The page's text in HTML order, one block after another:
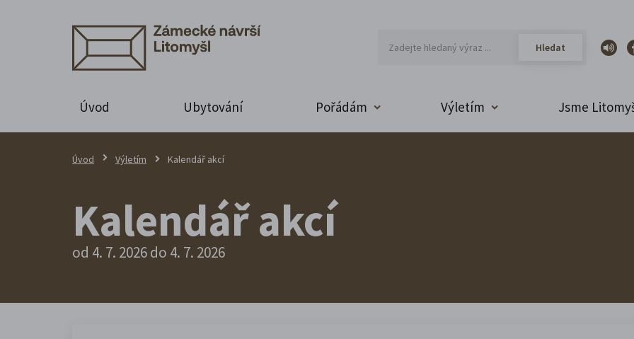
Úvod Ubytování Pořádám Výletím Jsme
Úvod Výletím Kalendář akcí
Kalendář akcí
od 4. 7. 2026 do 4. 7. 2026